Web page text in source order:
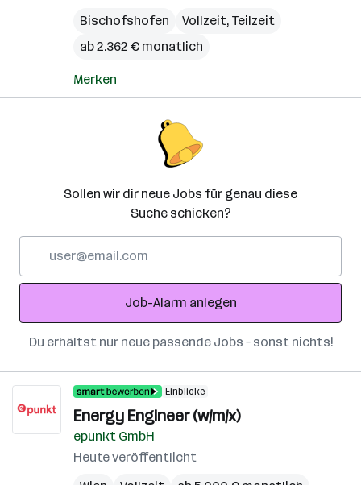
Bischofshofen
Vollzeit, Teilzeit
ab 2.362 € monatlich
Merken
Sollen wir dir neue Jobs für genau diese
Suche schicken?
Adresse
Job-Alarm anlegen
Du erhältst nur neue passende Jobs – sonst nichts!
Einblicke
Energy Engineer (w/m/x)
epunkt GmbH
Heute veröffentlicht